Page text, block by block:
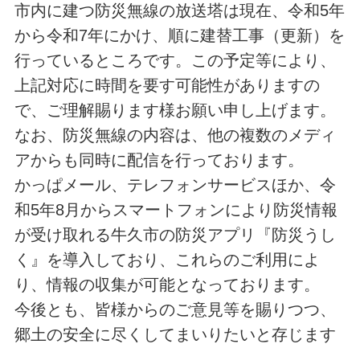
市内に建つ防災無線の放送塔は現在、令和5年
から令和7年にかけ、順に建替工事（更新）を
行っているところです。この予定等により、
上記対応に時間を要す可能性がありますの
で、ご理解賜ります様お願い申し上げます。
なお、防災無線の内容は、他の複数のメディ
アからも同時に配信を行っております。
かっぱメール、テレフォンサービスほか、令
和5年8月からスマートフォンにより防災情報
が受け取れる牛久市の防災アプリ『防災うし
く』を導入しており、これらのご利用によ
り、情報の収集が可能となっております。
今後とも、皆様からのご意見等を賜りつつ、
郷土の安全に尽くしてまいりたいと存じます